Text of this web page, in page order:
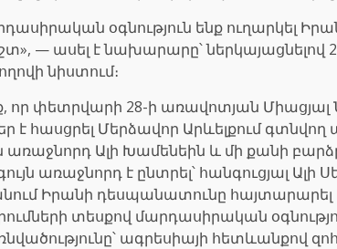
օգնություն ենք ուղարկել
— ասել է նախարարը՝ ներկայացնելով
նիստում։
որ փետրվարի 28-ի առավոտյան
է հասցրել Մերձավոր Արևելքում
առաջնորդ Ալի Խամենեին և մի քանի
առաջնորդ է ընտրել՝ հանգուցյալ
Իրանի դեսպանատունը հայտարարել
տեսքով մարդասիրական
ագրեսիայի հետևանքով